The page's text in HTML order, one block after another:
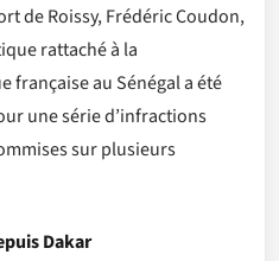
de Roissy, Frédéric Coudon,
rattaché à la
au Sénégal a été
une série d’infractions
sur plusieurs
Dakar